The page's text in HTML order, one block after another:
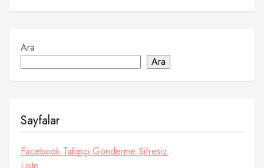
Ara
Ara
Sayfalar
Facebook Takipçi Gönderme Şifresiz